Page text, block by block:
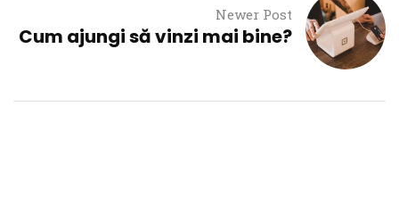
Newer Post
Cum ajungi să vinzi mai bine?